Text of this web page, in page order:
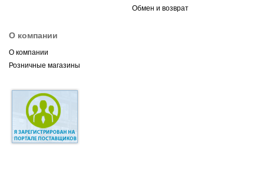
Обмен и возврат
О компании
О компании
Розничные магазины